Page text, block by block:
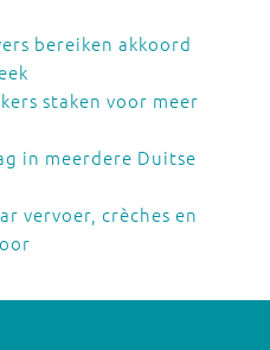
bereiken akkoord
staken voor meer
in meerdere Duitse
vervoer, crèches en